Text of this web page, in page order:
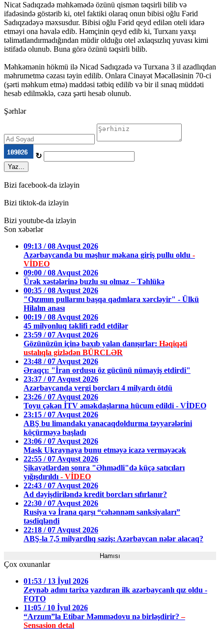
Nicat Sadıqzadə məhkəmədə özünü qismən təqsirli bilib və
ifadəsində göstərib ki, otel faktiki olaraq onun bibisi oğlu Fərid
Sadıqzadəyə məxsusdur. Bibisi oğlu Fərid qeyd edilən oteli idarə
etməyi ona həvalə edib. Həmçinin qeyd edib ki, Turxanı yaxşı
təlimatlandırmadığından müdir olduğu otel əxlaqsızlıq yuvası kimi
istifadə olunub. Buna görə özünü təqsirli bilib.
Məhkəmənin hökmü ilə Nicad Sadıqzadə və Turxana 3 il azadlıqdan
məhrumetmə cəzası təyin edilib. Onlara Cinayət Məcəlləsinin 70-ci
(şərti məhkum etmə) maddəsi tətbiq edilib və bir il sınaq müddəti
hesab edilməklə, cəza şərti hesab olunub.
Şərhlər
↻
Yaz...
Bizi facebook-da izləyin
Bizi tiktok-da izləyin
Bizi youtube-da izləyin
Son xəbərlər
09:13 / 08 Avqust 2026
Azərbaycanda bu məşhur məkana giriş pullu oldu -
VİDEO
09:00 / 08 Avqust 2026
Ürək xəstələrinə buzlu su olmaz – Təhlükə
00:35 / 08 Avqust 2026
"Qızımın pullarını başqa qadınlara xərcləyir" - Ülkü
Hilalın anası
00:19 / 08 Avqust 2026
45 milyonluq təklifi rədd etdilər
23:59 / 07 Avqust 2026
Gözünüzün içinə baxıb yalan danışırlar: Həqiqəti
ustalıqla gizlədən BÜRCLƏR
23:48 / 07 Avqust 2026
Əraqçı: "İran ordusu öz gücünü nümayiş etdirdi"
23:37 / 07 Avqust 2026
Azərbaycanda vergi borcları 4 milyardı ötdü
23:26 / 07 Avqust 2026
Toyu çəkən İTV əməkdaşlarına hücum edildi - VİDEO
23:15 / 07 Avqust 2026
ABŞ bu limandakı yanacaqdoldurma təyyarələrini
köçürməyə başladı
23:06 / 07 Avqust 2026
Mask Ukraynaya bunu etməyə icazə verməyəcək
22:55 / 07 Avqust 2026
Şikayətlərdən sonra "Əhmədli"də küçə satıcıları
yığışdırıldı - VİDEO
22:43 / 07 Avqust 2026
Ad dəyişdiriləndə kredit borcları sıfırlanır?
22:30 / 07 Avqust 2026
Rusiya və İrana qarşı “cəhənnəm sanksiyaları”
təsdiqləndi
22:18 / 07 Avqust 2026
ABŞ-la 7,5 milyardlıq saziş: Azərbaycan nələr alacaq?
Hamısı
Çox oxunanlar
01:53 / 13 İyul 2026
Zeynəb adını tarixə yazdıran ilk azərbaycanlı qız oldu -
FOTO
11:05 / 10 İyul 2026
“Arzum”la Etibar Məmmədovu nə birləşdirir?–
Sensasion detal